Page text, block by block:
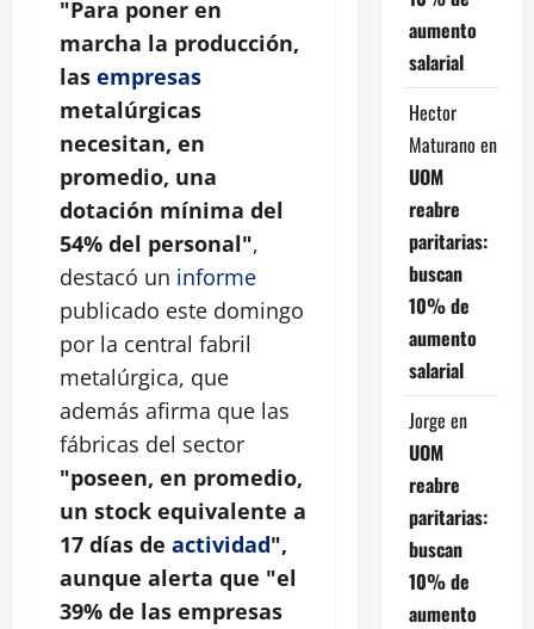
"Para poner en
marcha la producción,
las empresas
metalúrgicas
necesitan, en
promedio, una
dotación mínima del
54% del personal",
destacó un informe
publicado este domingo
por la central fabril
metalúrgica, que
además afirma que las
fábricas del sector
"poseen, en promedio,
un stock equivalente a
17 días de actividad",
aunque alerta que "el
39% de las empresas
aumento
salarial
Hector
Maturano en
UOM
reabre
paritarias:
buscan
10% de
aumento
salarial
Jorge en
UOM
reabre
paritarias:
buscan
10% de
aumento